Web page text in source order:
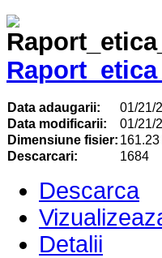
Data adaugarii:
01/21/
Data modificarii:
01/21/
Dimensiune fisier: 161.23
Descarcari:
1684
Descarca
Detalii